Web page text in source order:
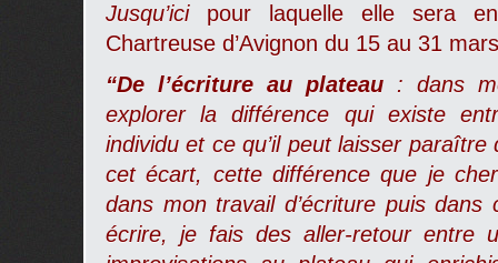
Jusqu’ici pour laquelle elle sera
Chartreuse d’Avignon du 15 au 31
“De l’écriture au plateau : dans
explorer la différence qui existe
individu et ce qu’il peut laisser paraître
cet écart, cette différence que je
dans mon travail d’écriture puis
écrire, je fais des aller-retour entre